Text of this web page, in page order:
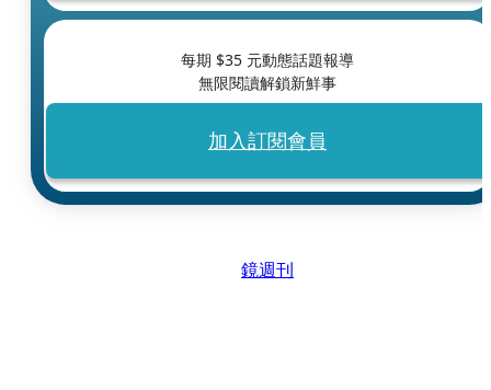
每期 $35 元動態話題報導
無限閱讀解鎖新鮮事
加入訂閱會員
鏡週刊